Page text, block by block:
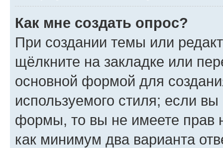
Как мне создать опрос?
При создании темы или
щёлкните на закладке или
основной формой для
используемого стиля; если
формы, то вы не имеете прав
как минимум два варианта